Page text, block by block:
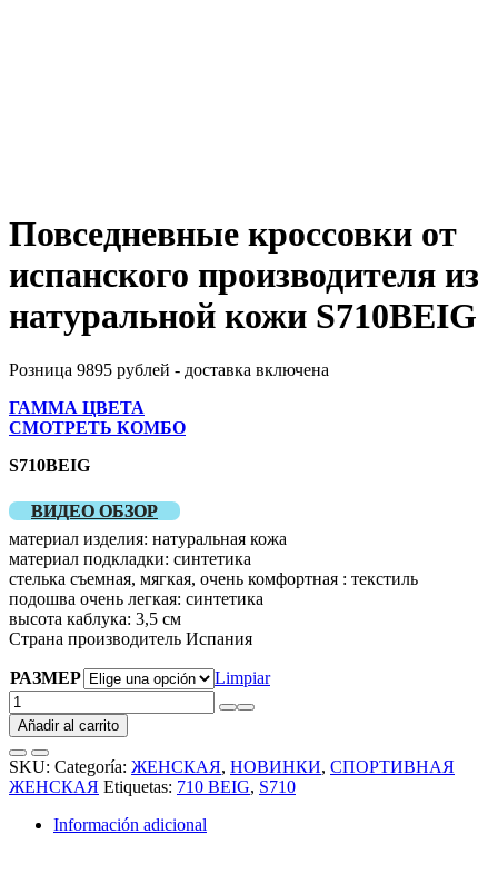
Повседневные кроссовки от
испанского производителя из
натуральной кожи S710BEIG
Розница 9895 рублей - доставка включена
ГАММА ЦВЕТА
СМОТРЕТЬ КОМБО
S710BEIG
ВИДЕО ОБЗОР
материал изделия: натуральная кожа
материал подкладки: синтетика
стелька съемная, мягкая, очень комфортная : текстиль
подошва очень легкая: синтетика
высота каблука: 3,5 см
Страна производитель Испания
РАЗМЕР
Limpiar
Повседневные
кроссовки
от
испанского
производителя
из
натуральной
Añadir al carrito
SKU: Categoría: ЖЕНСКАЯ, НОВИНКИ, СПОРТИВНАЯ
ЖЕНСКАЯ Etiquetas: 710 BEIG, S710
Información adicional